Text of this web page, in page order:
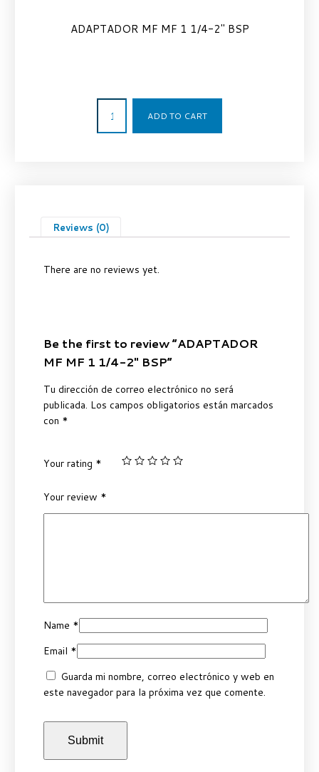
ADAPTADOR MF MF 1 1/4-2″ BSP
ADD TO CART
Reviews (0)
There are no reviews yet.
Be the first to review “ADAPTADOR
MF MF 1 1/4-2″ BSP”
Tu dirección de correo electrónico no será
publicada. Los campos obligatorios están marcados
con *
Your rating *
Your review *
Name *
Email *
Guarda mi nombre, correo electrónico y web en
este navegador para la próxima vez que comente.